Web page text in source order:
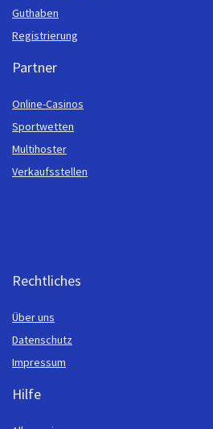
Guthaben
Registrierung
Partner
Online-Casinos
Sportwetten
Multihoster
Verkaufsstellen
Rechtliches
Über uns
Datenschutz
Impressum
Hilfe